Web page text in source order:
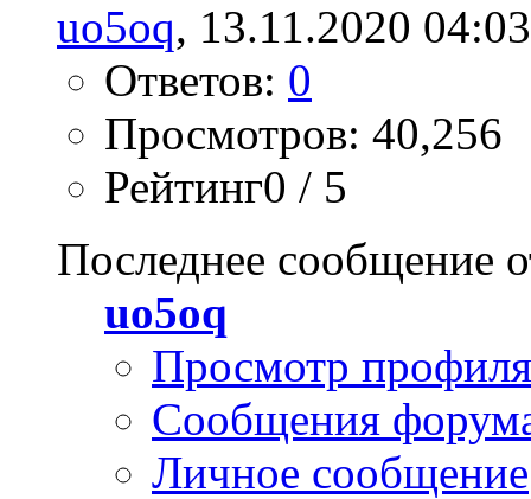
uo5oq, 13.11.2020 04:03
Ответов: 0
Просмотров: 40,256
Рейтинг0 / 5
Последнее сообщение
uo5oq
Просмотр профиля
Сообщения
Личное сообщение